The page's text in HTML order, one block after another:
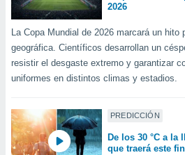
2026
La Copa Mundial de 2026 marcará un hito
geográfica. Científicos desarrollan un
resistir el desgaste extremo y garantizar
uniformes en distintos climas y estadios.
PREDICCIÓN
De los 30 °C a
que traerá este